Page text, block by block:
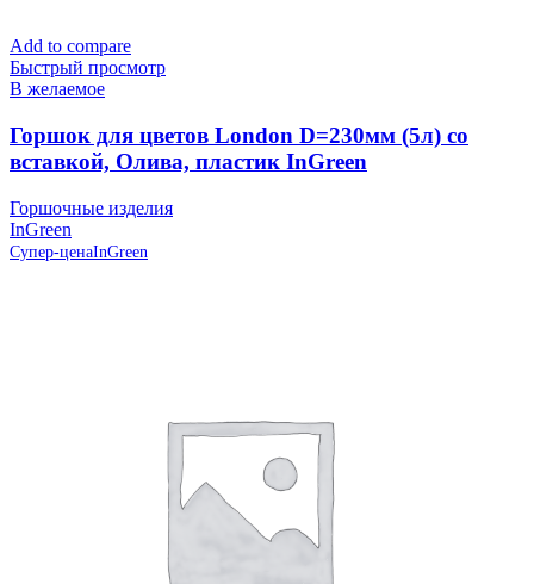
Add to compare
Быстрый просмотр
В желаемое
Горшок для цветов London D=230мм (5л) со
вставкой, Олива, пластик InGreen
Горшочные изделия
InGreen
Супер-ценаInGreen